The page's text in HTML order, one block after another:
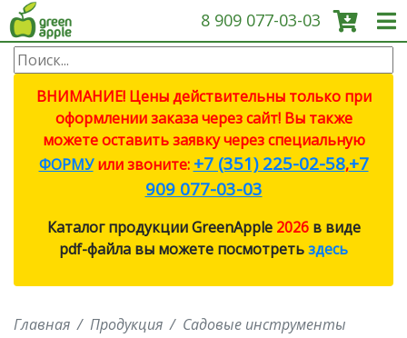
8 909 077-03-03
О КОМПАНИИ
ПРОДУКЦИЯ
САДОВЫЕ ИНСТРУМЕНТЫ
СИСТЕМЫ ПОЛИВА
СИСТЕМЫ ПОЛИВА ECO
ПРОТИВОМОСКИТНЫЕ
ВНИМАНИЕ! Цены действительны только при
оформлении заказа через сайт! Вы также
можете оставить заявку через специальную
ФОРМУили звоните: +7 (351) 225-02-58,+7
909 077-03-03
Каталог продукции GreenApple 2026в виде
pdf-файла вы можете посмотретьздесь
Главная Продукция Садовые инструменты